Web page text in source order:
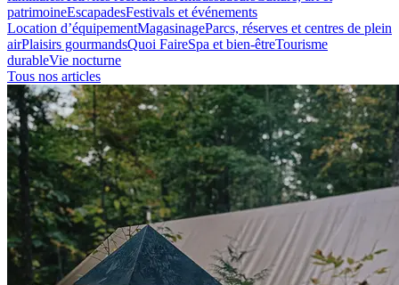
patrimoineEscapadesFestivals et événements
Location d’équipementMagasinageParcs, réserves et centres de plein
airPlaisirs gourmandsQuoi FaireSpa et bien-êtreTourisme
durableVie nocturne
Tous nos articles